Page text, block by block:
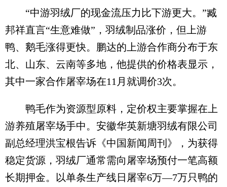
“中游羽绒厂的现金流压力比下游更大。”臧
邦祥直言“生意难做”，羽绒制品涨价，但上游
鸭、鹅毛涨得更快。鹏达的上游合作商分布于东
北、山东、云南等多地，他提供的价格表显示，
其中一家合作屠宰场在11月就调价3次。
鸭毛作为资源型原料，定价权主要掌握在上
游养殖屠宰场手中。安徽华英新塘羽绒有限公司
副总经理洪宝根告诉《中国新闻周刊》，为获得
稳定货源，羽绒厂通常需向屠宰场预付一笔高额
长期押金。以单条生产线日屠宰6万—7万只鸭的